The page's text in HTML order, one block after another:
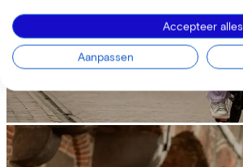
Accepteer alles
Aanpassen